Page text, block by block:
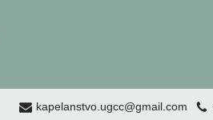
kapelanstvo.ugcc@gmail.com